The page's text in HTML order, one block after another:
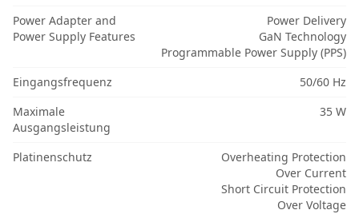
Power Adapter and
Power Supply Features
Power Delivery
GaN Technology
Programmable Power Supply (PPS)
Eingangsfrequenz
50/60 Hz
Maximale
Ausgangsleistung
35 W
Platinenschutz
Overheating Protection
Over Current
Short Circuit Protection
Over Voltage